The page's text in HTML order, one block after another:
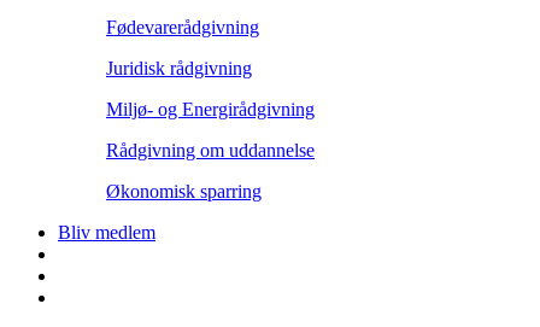
Fødevarerådgivning
Juridisk rådgivning
Miljø- og Energirådgivning
Rådgivning om uddannelse
Økonomisk sparring
Bliv medlem